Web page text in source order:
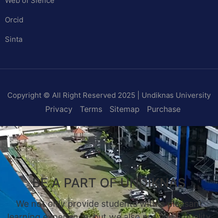
Orcid
Sinta
Copyright © All Right Reserved 2025 | Undiknas University
Privacy Terms Sitemap Purchase
BE A PART OF UNDIKNAS
We not only provide students with a pleasant